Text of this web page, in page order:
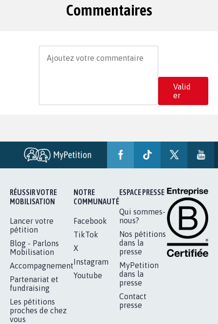
Commentaires
Valid
er
RÉUSSIR VOTRE
MOBILISATION
Lancer votre
pétition
Blog - Parlons
Mobilisation
Accompagnement
Partenariat et
fundraising
Les pétitions
proches de chez
vous
NOTRE
COMMUNAUTÉ
Facebook
TikTok
X
Instagram
Youtube
ESPACE PRESSE
Qui sommes-
nous?
Nos pétitions
dans la
presse
MyPetition
dans la
presse
Contact
presse